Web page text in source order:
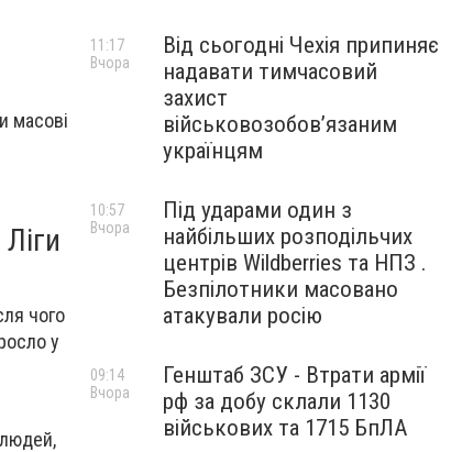
масові
чого
у
Від сьогодні Чехія припиняє
надавати тимчасовий
захист
військовозобов’язаним
українцям
11:17
Вчора
Під ударами один з
найбільших розподільчих
центрів Wildberries та НПЗ .
Безпілотники масовано
атакували росію
10:57
Вчора
Генштаб ЗСУ - Втрати армії
рф за добу склали 1130
військових та 1715 БпЛА
09:14
Вчора